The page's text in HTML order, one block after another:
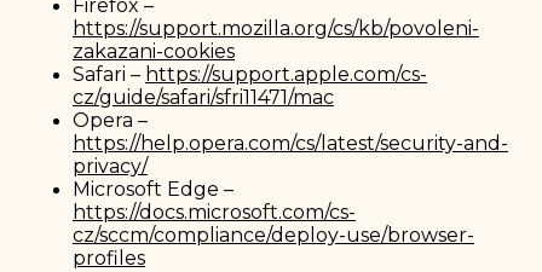
Firefox –
https://support.mozilla.org/cs/kb/povoleni-
zakazani-cookies
Safari – https://support.apple.com/cs-
cz/guide/safari/sfri11471/mac
Opera –
https://help.opera.com/cs/latest/security-and-
privacy/
Microsoft Edge –
https://docs.microsoft.com/cs-
cz/sccm/compliance/deploy-use/browser-
profiles